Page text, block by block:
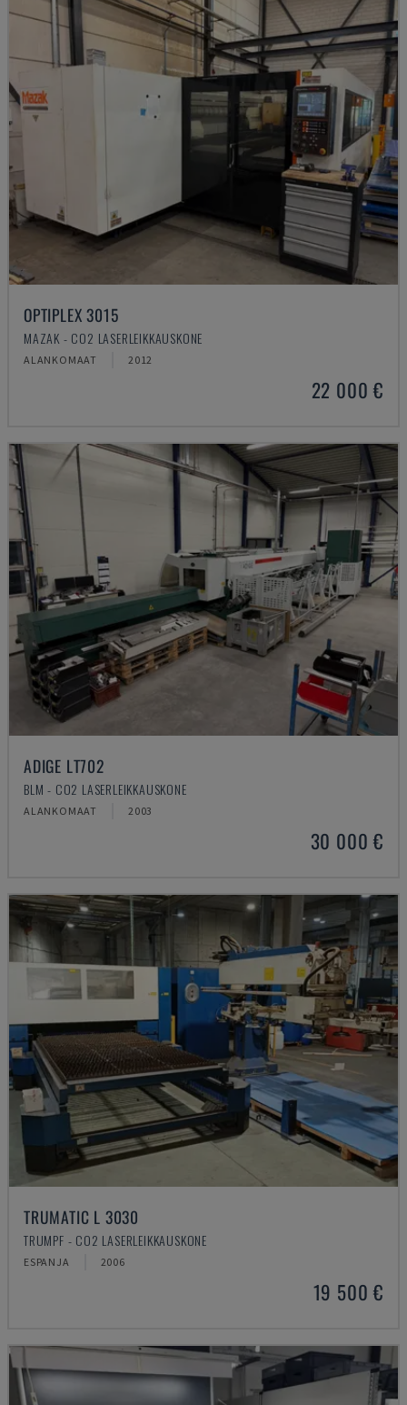
OPTIPLEX 3015
MAZAK - CO2 LASERLEIKKAUSKONE
ALANKOMAAT 2012
22 000 €
ADIGE LT702
BLM - CO2 LASERLEIKKAUSKONE
ALANKOMAAT 2003
30 000 €
TRUMATIC L 3030
TRUMPF - CO2 LASERLEIKKAUSKONE
ESPANJA 2006
19 500 €